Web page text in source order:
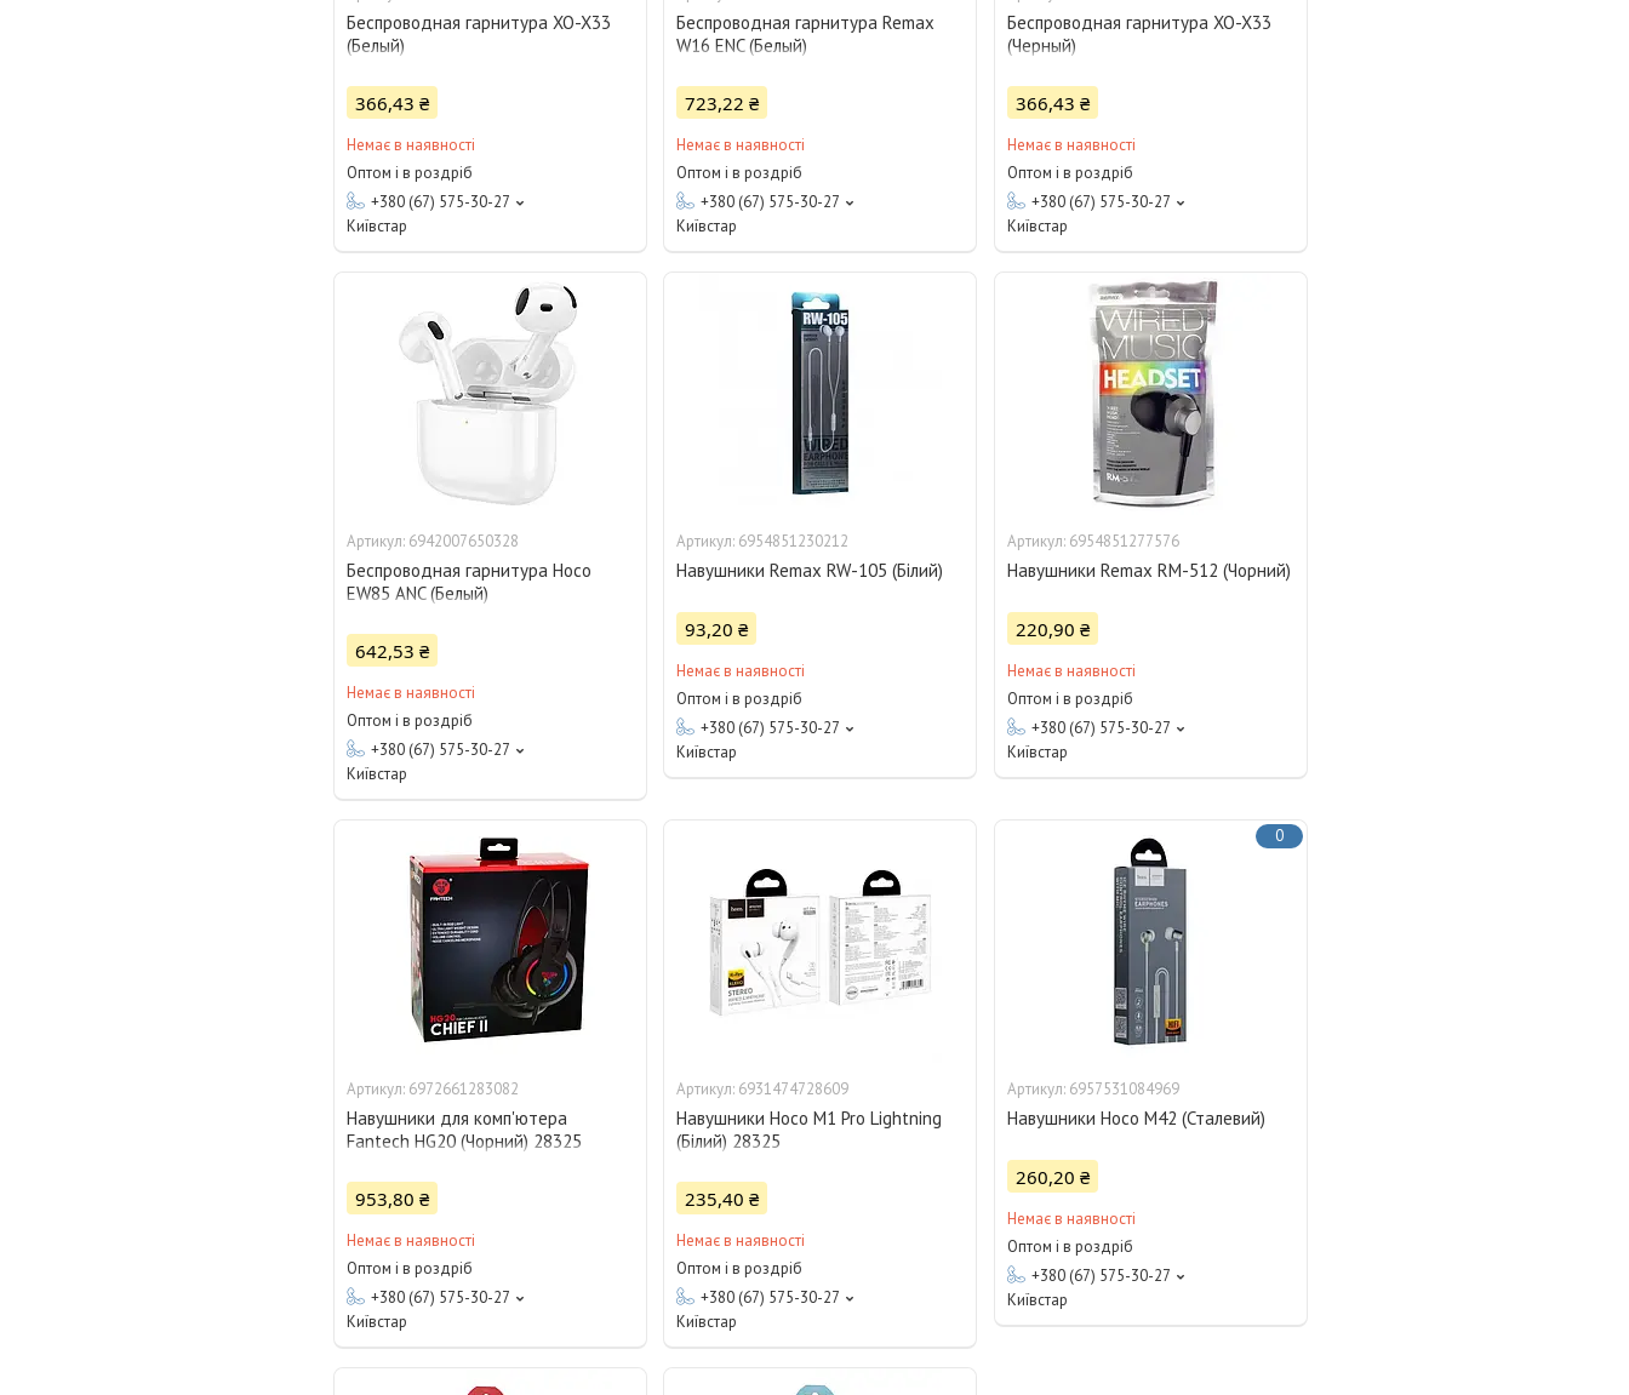
Беспроводная гарнитура XO-X33
(Белый)
366,43 ₴
Немає в наявності
Оптом і в роздріб
+380 (67) 575-30-27
Київстар
Беспроводная гарнитура Remax
W16 ENC (Белый)
723,22 ₴
Немає в наявності
Оптом і в роздріб
+380 (67) 575-30-27
Київстар
Беспроводная гарнитура XO-X33
(Черный)
366,43 ₴
Немає в наявності
Оптом і в роздріб
+380 (67) 575-30-27
Київстар
6942007650328
Беспроводная гарнитура Hoco
EW85 ANC (Белый)
642,53 ₴
Немає в наявності
Оптом і в роздріб
+380 (67) 575-30-27
Київстар
6954851230212
Навушники Remax RW-105 (Білий)
93,20 ₴
Немає в наявності
Оптом і в роздріб
+380 (67) 575-30-27
Київстар
6954851277576
Навушники Remax RM-512 (Чорний)
220,90 ₴
Немає в наявності
Оптом і в роздріб
+380 (67) 575-30-27
Київстар
6972661283082
Навушники для комп'ютера
Fantech HG20 (Чорний) 28325
953,80 ₴
Немає в наявності
Оптом і в роздріб
+380 (67) 575-30-27
Київстар
6931474728609
Навушники Hoco M1 Pro Lightning
(Бiлий) 28325
235,40 ₴
Немає в наявності
Оптом і в роздріб
+380 (67) 575-30-27
Київстар
0
6957531084969
Навушники Hoco M42 (Сталевий)
260,20 ₴
Немає в наявності
Оптом і в роздріб
+380 (67) 575-30-27
Київстар